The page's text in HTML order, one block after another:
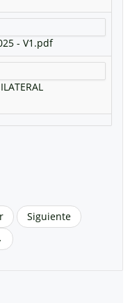
- V1.pdf
Siguiente